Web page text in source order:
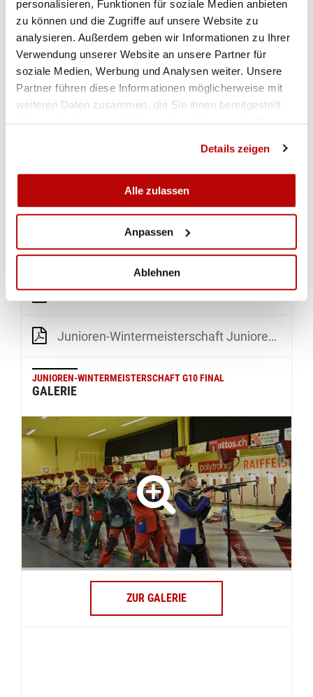
personalisieren, Funktionen für soziale Medien anbieten
zu können und die Zugriffe auf unsere Website zu
analysieren. Außerdem geben wir Informationen zu Ihrer
Verwendung unserer Website an unsere Partner für
soziale Medien, Werbung und Analysen weiter. Unsere
Partner führen diese Informationen möglicherweise mit
weiteren Daten zusammen, die Sie ihnen bereitgestellt
Details zeigen
Alle zulassen
Anpassen
Ablehnen
DOWNLOADS
RESULTATE JUNIOREN-WINTERMEISTERSCHAFT
GEWEHR 10M
Junioren-Wintermeisterschaft Junioren U21 Final
Junioren-Wintermeisterschaft Juniorinnen U21 Final
Junioren-Wintermeisterschaft Juniorinnen U21 Qualifikation
Junioren-Wintermeisterschaft Junioren U17 Qualifikation
Junioren-Wintermeisterschaft Junioren U21 Qualifikation
JUNIOREN-WINTERMEISTERSCHAFT G10 FINAL
GALERIE
ZUR GALERIE